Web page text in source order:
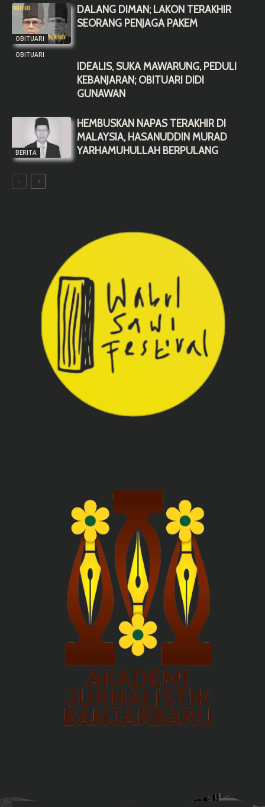
OBITUARI
DALANG DIMAN; LAKON TERAKHIR
SEORANG PENJAGA PAKEM
OBITUARI
IDEALIS, SUKA MAWARUNG, PEDULI
KEBANJARAN; OBITUARI DIDI
GUNAWAN
BERITA
HEMBUSKAN NAPAS TERAKHIR DI
MALAYSIA, HASANUDDIN MURAD
YARHAMUHULLAH BERPULANG